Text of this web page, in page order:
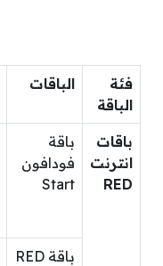
فئة
الباقة
الباقات
باقات
انترنت
RED
باقة
فودافون
Start
باقة RED